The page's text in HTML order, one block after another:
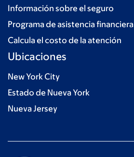
Información sobre el seguro
Programa de asistencia financiera
Calcula el costo de la atención
Ubicaciones
New York City
Estado de Nueva York
Nueva Jersey